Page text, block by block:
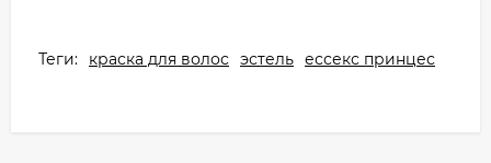
Теги: краска для волос эстель ессекс принцес